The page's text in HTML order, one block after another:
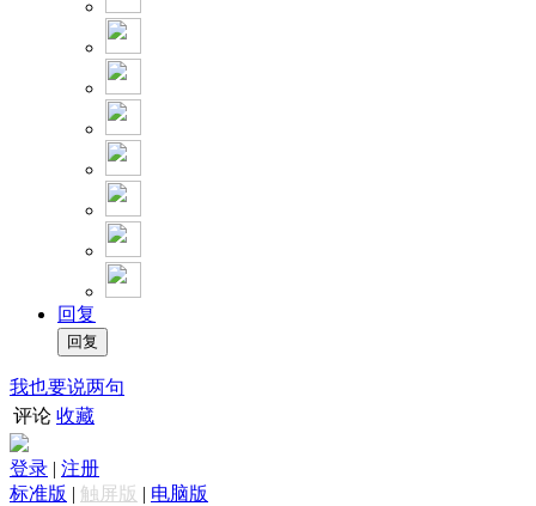
回复
我也要说两句
评论 收藏
登录 | 注册
标准版 | 触屏版 | 电脑版